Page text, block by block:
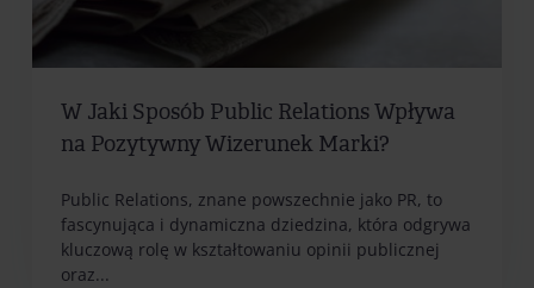
W Jaki Sposób Public Relations Wpływa
na Pozytywny Wizerunek Marki?
Public Relations, znane powszechnie jako PR, to
fascynująca i dynamiczna dziedzina, która odgrywa
kluczową rolę w kształtowaniu opinii publicznej
oraz...